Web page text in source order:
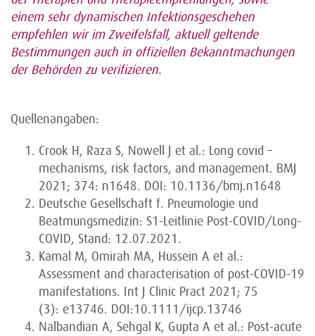
einem sehr dynamischen Infektionsgeschehen
empfehlen wir im Zweifelsfall, aktuell geltende
Bestimmungen auch in offiziellen Bekanntmachungen
der Behörden zu verifizieren.
Quellenangaben:
Crook H, Raza S, Nowell J et al.: Long covid –
mechanisms, risk factors, and management. BMJ
2021; 374: n1648. DOI: 10.1136/bmj.n1648
Deutsche Gesellschaft f. Pneumologie und
Beatmungsmedizin: S1-Leitlinie Post-COVID/Long-
COVID, Stand: 12.07.2021.
Kamal M, Omirah MA, Hussein A et al.:
Assessment and characterisation of post-COVID-19
manifestations. Int J Clinic Pract 2021; 75
(3): e13746. DOI:10.1111/ijcp.13746
Nalbandian A, Sehgal K, Gupta A et al.: Post-acute